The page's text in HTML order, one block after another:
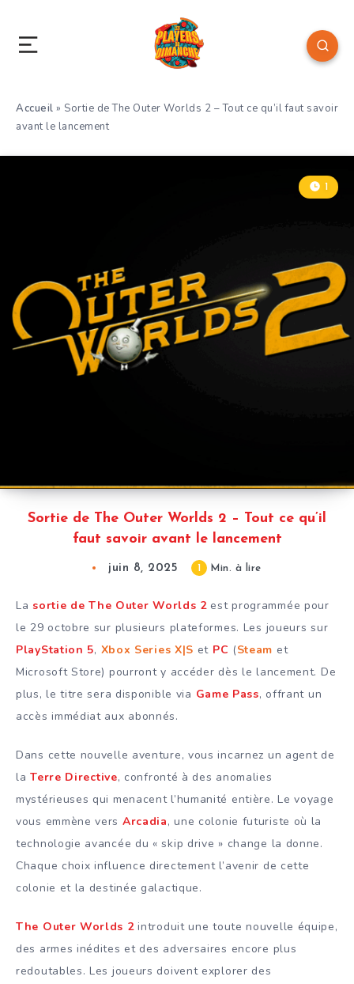
Accueil » Sortie de The Outer Worlds 2 – Tout ce qu’il faut savoir
avant le lancement
Sortie de The Outer Worlds 2 – Tout ce qu’il
faut savoir avant le lancement
1
juin 8, 2025 1 Min. à lire
Lasortie de The Outer Worlds 2est programmée pour
le 29 octobre sur plusieurs plateformes. Les joueurs sur
PlayStation 5, Xbox Series X|S et PC (Steam et
Microsoft Store) pourront y accéder dès le lancement. De
plus, le titre sera disponible via Game Pass, offrant un
accès immédiat aux abonnés.
Dans cette nouvelle aventure, vous incarnez un agent de
laTerre Directive, confronté à des anomalies
mystérieuses qui menacent l’humanité entière. Le voyage
vous emmène vers Arcadia, une colonie futuriste où la
technologie avancée du « skip drive » change la donne.
Chaque choix influence directement l’avenir de cette
colonie et la destinée galactique.
The Outer Worlds 2introduit une toute nouvelle équipe,
des armes inédites et des adversaires encore plus
redoutables. Les joueurs doivent explorer des